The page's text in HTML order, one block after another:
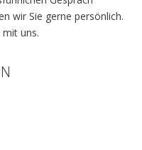
wir Sie gerne persönlich.
uns.